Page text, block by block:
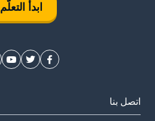
ابدأ التعلُّم
اتصل بنا